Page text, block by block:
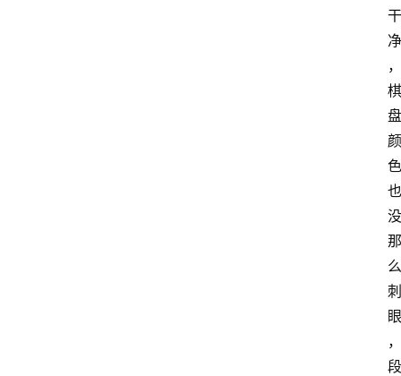
干
净
，
棋
盘
颜
色
也
没
那
么
刺
眼
，
段